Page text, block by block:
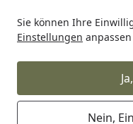
Sie können Ihre
Einstellungen
Nein,
Startseite
Grill Holzkohlegrill
Weber
Holzkohlegrill
2026